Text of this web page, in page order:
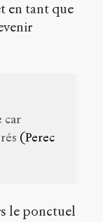
en tant que
car
(Perec
le ponctuel